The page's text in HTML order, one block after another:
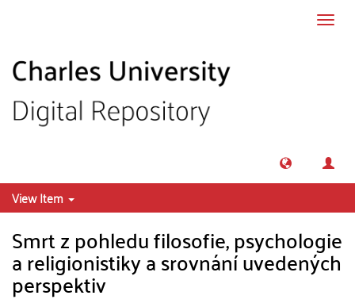
View Item
Smrt z pohledu filosofie, psychologie
a religionistiky a srovnání uvedených
perspektiv